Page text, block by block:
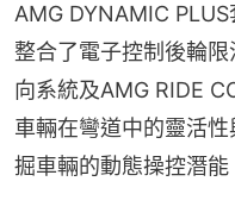
AMG DYNAMIC
整合了電子控制後輪
向系統及AMG RIDE
車輛在彎道中的靈活
掘車輛的動態操控潛能